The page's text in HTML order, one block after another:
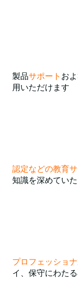
製品サポート お
用いただけます
認定などの教育
知識を深めてい
プロフェッショ
イ、保守にわた